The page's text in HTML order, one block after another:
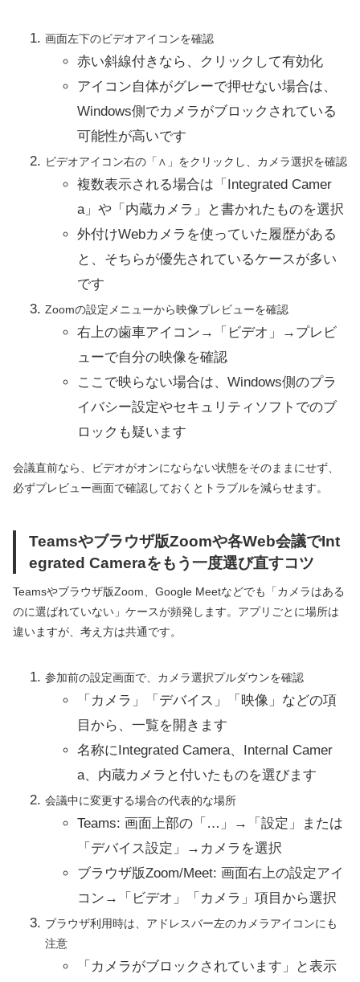
画面左下のビデオアイコンを確認
赤い斜線付きなら、クリックして有効化
アイコン自体がグレーで押せない場合は、
Windows側でカメラがブロックされている
可能性が高いです
ビデオアイコン右の「∧」をクリックし、カメラ選択を確認
複数表示される場合は「Integrated Camer
a」や「内蔵カメラ」と書かれたものを選択
外付けWebカメラを使っていた履歴がある
と、そちらが優先されているケースが多い
です
Zoomの設定メニューから映像プレビューを確認
右上の歯車アイコン→「ビデオ」→プレビ
ューで自分の映像を確認
ここで映らない場合は、Windows側のプラ
イバシー設定やセキュリティソフトでのブ
ロックも疑います
会議直前なら、ビデオがオンにならない状態をそのままにせず、
必ずプレビュー画面で確認しておくとトラブルを減らせます。
Teamsやブラウザ版Zoomや各Web会議でInt
egrated Cameraをもう一度選び直すコツ
Teamsやブラウザ版Zoom、Google Meetなどでも「カメラはある
のに選ばれていない」ケースが頻発します。アプリごとに場所は
違いますが、考え方は共通です。
参加前の設定画面で、カメラ選択プルダウンを確認
「カメラ」「デバイス」「映像」などの項
目から、一覧を開きます
名称にIntegrated Camera、Internal Camer
a、内蔵カメラと付いたものを選びます
会議中に変更する場合の代表的な場所
Teams: 画面上部の「…」→「設定」または
「デバイス設定」→カメラを選択
ブラウザ版Zoom/Meet: 画面右上の設定アイ
コン→「ビデオ」「カメラ」項目から選択
ブラウザ利用時は、アドレスバー左のカメラアイコンにも
注意
「カメラがブロックされています」と表示